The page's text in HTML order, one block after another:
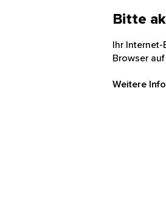
Bitte
Ihr
Browser
Weitere